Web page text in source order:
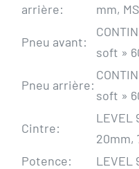
arrière:
mm, MS
Pneu avant:
soft »
Pneu arrière:
soft »
Cintre:
LEVEL
20mm,
Potence:
LEVEL